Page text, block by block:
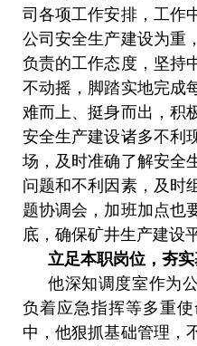
司各项工作安排，工作
公司安全生产建设为重
负责的工作态度，坚持
不动摇，脚踏实地完成
难而上、挺身而出，积
安全生产建设诸多不利
场，及时准确了解安全
问题和不利因素，及时
题协调会，加班加点也
底，确保矿井生产建设
立足本职岗位，夯
他深知调度室作为
负着应急指挥等多重
中，他狠抓基础管理，